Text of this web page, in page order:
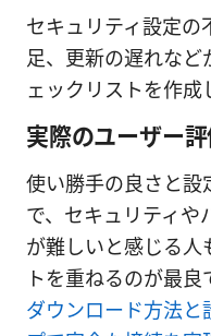
セキュリティ設定の
足、更新の遅れなど
ェックリストを作成
実際のユーザー
使い勝手の良さと設
で、セキュリティや
が難しいと感じる人
トを重ねるのが最良
ダウンロード方法と